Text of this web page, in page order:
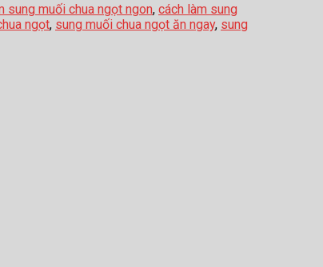
sung muối chua ngọt ngon, cách làm sung
ngọt, sung muối chua ngọt ăn ngay, sung